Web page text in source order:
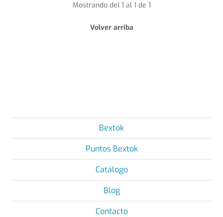
Mostrando del 1 al 1 de 1
Volver arriba
Bextok
Puntos Bextok
Catálogo
Blog
Contacto